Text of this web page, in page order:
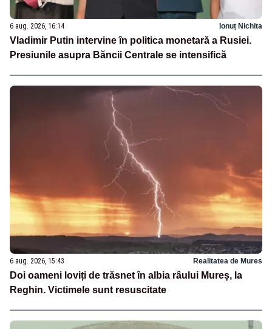
6 aug. 2026, 16:14 Ionuț Nichita
Vladimir Putin intervine în politica monetară a Rusiei.
Presiunile asupra Băncii Centrale se intensifică
6 aug. 2026, 15:43 Realitatea de Mures
Doi oameni loviți de trăsnet în albia râului Mureș, la
Reghin. Victimele sunt resuscitate